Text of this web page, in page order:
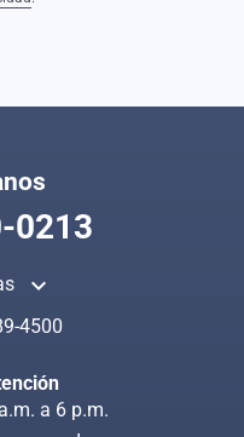
0213
keyboard_arrow_up
4500
a 6 p.m.